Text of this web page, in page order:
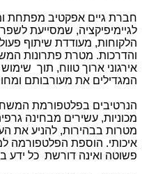
חברת גיים אפקטיב מפתחת
לגיימיפיקציה, שמסייעת
הלקוחות, מעודדת שיתוף
והדרכות. מטרת פתרונות
אירגוני ארוך טווח, תוך
המגדילים את מעורבותם
הנרטיבים בפלטפורמת
מכוניות, עשירים מבחינה
מטרות בבהירות, להניע את
איכותי. הוספת הפלטפורמה
פשוטה ואינה דורשת כל ידע